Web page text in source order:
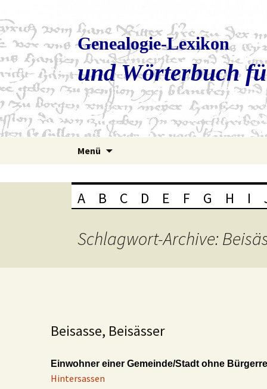
Genealogie-Lexikon
und Wörterbuch
Menü
A B C D E F G H I
Schlagwort-Archive:
Beisasse, Beisässer
Einwohner einer Gemeinde/Stadt ohne
Hintersassen